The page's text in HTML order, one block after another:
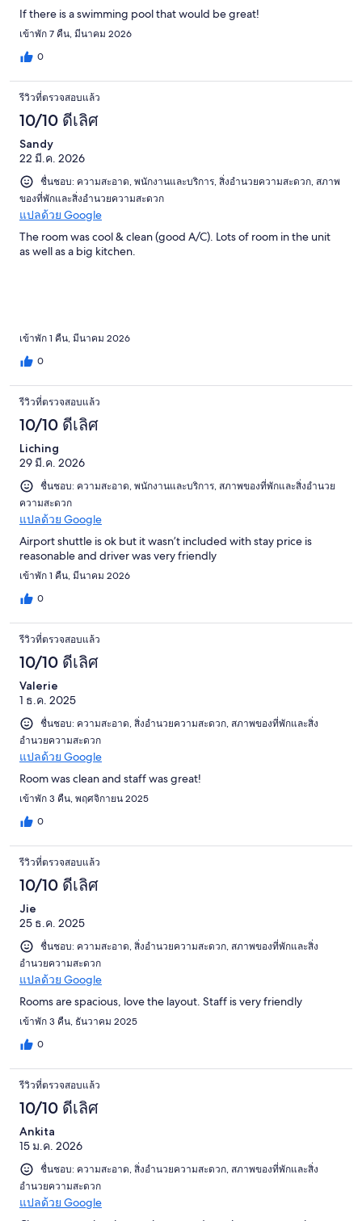
If there is a swimming pool that would be great!
เข้าพัก 7 คืน, มีนาคม 2026
0
รีวิวที่ตรวจสอบแล้ว
10/10 ดีเลิศ
Sandy
22 มี.ค. 2026
ชื่นชอบ: ความสะอาด, พนักงานและบริการ, สิ่งอำนวยความสะดวก, สภาพ
ของที่พักและสิ่งอำนวยความสะดวก
แปลด้วย Google
The room was cool & clean (good A/C). Lots of room in the unit
as well as a big kitchen.
เข้าพัก 1 คืน, มีนาคม 2026
0
รีวิวที่ตรวจสอบแล้ว
10/10 ดีเลิศ
Liching
29 มี.ค. 2026
ชื่นชอบ: ความสะอาด, พนักงานและบริการ, สภาพของที่พักและสิ่งอำนวย
ความสะดวก
แปลด้วย Google
Airport shuttle is ok but it wasn’t included with stay price is
reasonable and driver was very friendly
เข้าพัก 1 คืน, มีนาคม 2026
0
รีวิวที่ตรวจสอบแล้ว
10/10 ดีเลิศ
Valerie
1 ธ.ค. 2025
ชื่นชอบ: ความสะอาด, สิ่งอำนวยความสะดวก, สภาพของที่พักและสิ่ง
อำนวยความสะดวก
แปลด้วย Google
Room was clean and staff was great!
เข้าพัก 3 คืน, พฤศจิกายน 2025
0
รีวิวที่ตรวจสอบแล้ว
10/10 ดีเลิศ
Jie
25 ธ.ค. 2025
ชื่นชอบ: ความสะอาด, สิ่งอำนวยความสะดวก, สภาพของที่พักและสิ่ง
อำนวยความสะดวก
แปลด้วย Google
Rooms are spacious, love the layout. Staff is very friendly
เข้าพัก 3 คืน, ธันวาคม 2025
0
รีวิวที่ตรวจสอบแล้ว
10/10 ดีเลิศ
Ankita
15 ม.ค. 2026
ชื่นชอบ: ความสะอาด, สิ่งอำนวยความสะดวก, สภาพของที่พักและสิ่ง
อำนวยความสะดวก
แปลด้วย Google